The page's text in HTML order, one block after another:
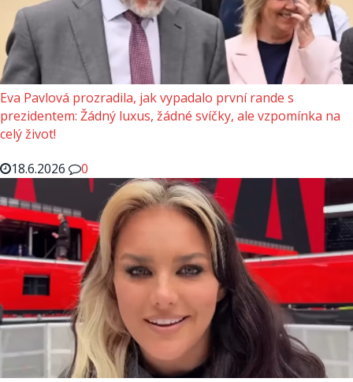
Eva Pavlová prozradila, jak vypadalo první rande s
prezidentem: Žádný luxus, žádné svíčky, ale vzpomínka na
celý život!
18.6.2026
0